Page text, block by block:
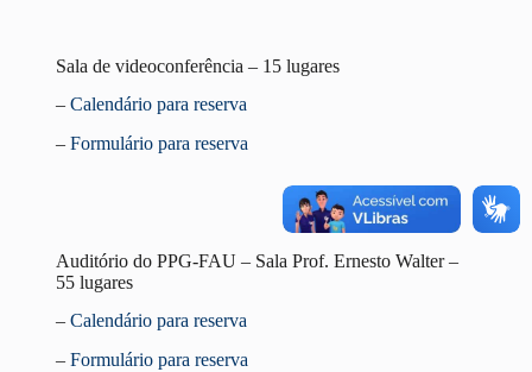
Sala de videoconferência – 15 lugares
– Calendário para reserva
– Formulário para reserva
Auditório do PPG-FAU – Sala Prof. Ernesto Walter –
55 lugares
– Calendário para reserva
– Formulário para reserva